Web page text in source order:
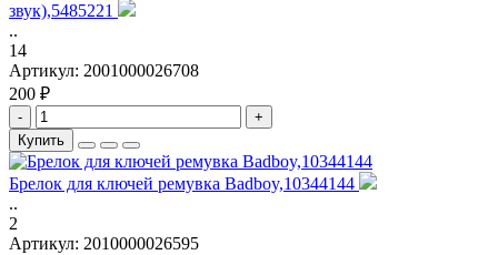
звук),5485221
..
14
Артикул: 2001000026708
200 ₽
-
+
Купить
Брелок для ключей ремувка Badboy,10344144
..
2
Артикул: 2010000026595